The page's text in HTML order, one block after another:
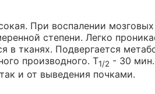
При воспалении
степени. Легко
в тканях. Подвергается
производного. T1/2 - 30
и от выведения почками.